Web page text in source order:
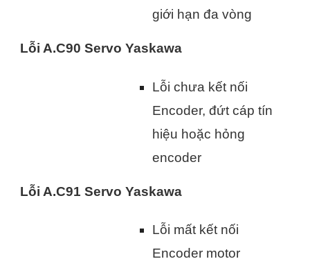
giới hạn đa vòng
Lỗi A.C90 Servo Yaskawa
Lỗi chưa kết nối
Encoder, đứt cáp tín
hiệu hoặc hỏng
encoder
Lỗi A.C91 Servo Yaskawa
Lỗi mất kết nối
Encoder motor